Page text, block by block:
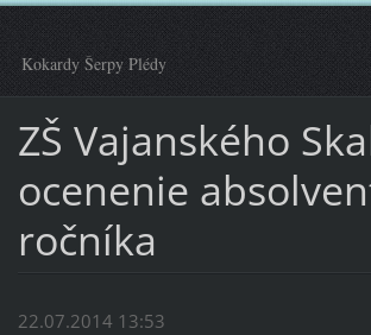
Kokardy Šerpy Plédy
ZŠ Vajanského
ocenenie
ročníka
22.07.2014 13:53